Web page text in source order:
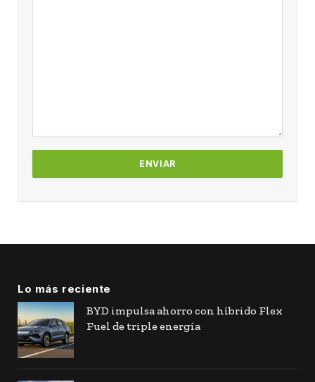
Lo más reciente
BYD impulsa ahorro con híbrido Flex
Fuel de triple energía